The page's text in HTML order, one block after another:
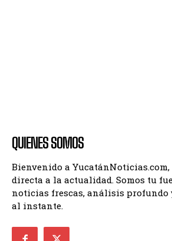
QUIENES SOMOS
Bienvenido a
directa a la actualidad. Somos tu
noticias frescas, análisis profundo
al instante.